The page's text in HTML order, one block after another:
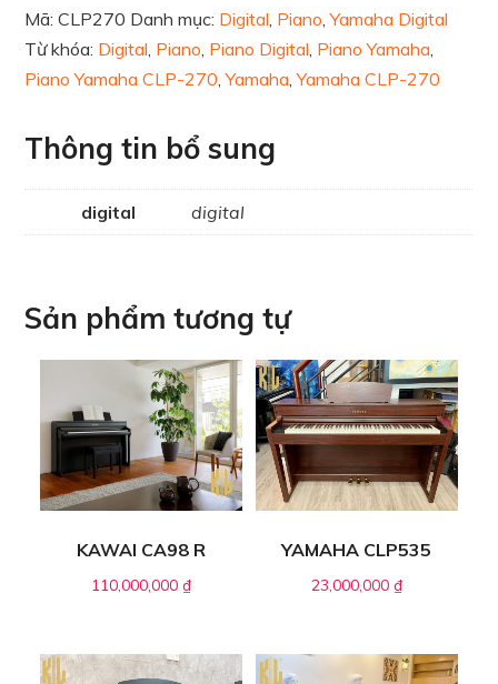
Mã:CLP270 Danh mục: Digital, Piano,Yamaha Digital
Từ khóa: Digital, Piano, Piano Digital, Piano Yamaha,
Piano Yamaha CLP-270,Yamaha,Yamaha CLP-270
Thông tin bổ sung
digital digital
Sản phẩm tương tự
KAWAI CA98 R
110,000,000₫
YAMAHA CLP535
23,000,000 ₫